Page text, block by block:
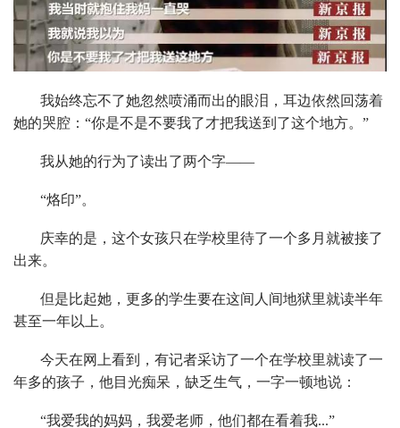
我始终忘不了她忽然喷涌而出的眼泪，耳边依然回荡着
她的哭腔：“你是不是不要我了才把我送到了这个地方。”
我从她的行为了读出了两个字——
“烙印”。
庆幸的是，这个女孩只在学校里待了一个多月就被接了
出来。
但是比起她，更多的学生要在这间人间地狱里就读半年
甚至一年以上。
今天在网上看到，有记者采访了一个在学校里就读了一
年多的孩子，他目光痴呆，缺乏生气，一字一顿地说：
“我爱我的妈妈，我爱老师，他们都在看着我...”